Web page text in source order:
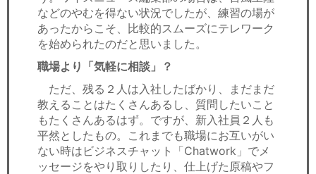
などのやむを得ない状況でしたが、練習の場が
あったからこそ、比較的スムーズにテレワーク
を始められたのだと思いました。
職場より「気軽に相談」？
ただ、残る２人は入社したばかり、まだまだ
教えることはたくさんあるし、質問したいこと
もたくさんあるはず。ですが、新入社員２人も
平然としたもの。これまでも職場にお互いがい
ない時はビジネスチャット「Chatwork」でメ
ッセージをやり取りしたり、仕上げた原稿やフ